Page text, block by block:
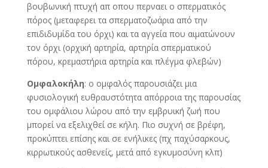
βουβωνική πτυχή απ οπου περναει ο σπερματικός
πόρος (μεταφερει τα σπερματοζωάρια από την
επιδιδυμίδα του όρχι) και τα αγγεία που αιματώνουν
τον όρχι (ορχική αρτηρία, αρτηρία σπερματικού
πόρου, κρεμαστήρια αρτηρία και πλέγμα φλεβών)
Ομφαλοκήλη: ο ομφαλός παρουσιάζει μια
φυσιολογική ευθραυστότητα απόρροια της παρουσίας
του ομφάλιου λώρου από την εμβρυική ζωή που
μπορεί να εξελιχθεί σε κήλη. Πιο συχνή σε βρέφη,
προκύπτει επίσης και σε ενήλικες (πχ παχύσαρκους,
κιρρωτικούς ασθενείς, μετά από εγκυμοσύνη κλπ)